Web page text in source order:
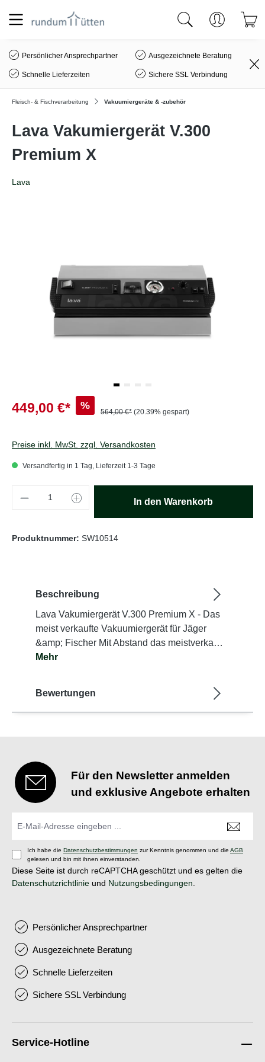
springen
Persönlicher Ansprechpartner Ausgezeichnete Beratung
Schnelle Lieferzeiten Sichere SSL Verbindung
Fleisch- & Fischverarbeitung Vakuumiergeräte & -zubehör
Lava Vakumiergerät V.300
Premium X
Lava
449,00 €* %
564,00 €* (20.39% gespart)
Preise inkl. MwSt. zzgl. Versandkosten
Versandfertig in 1 Tag, Lieferzeit 1-3 Tage
Produkt Anzahl: Gib den gewünschten
In den Warenkorb
Produktnummer: SW10514
Beschreibung
Lava Vakumiergerät V.300 Premium X - Das
meist verkaufte Vakuumiergerät für Jäger
&amp; Fischer Mit Abstand das meistverka…
Mehr
Bewertungen
Für den Newsletter anmelden
und exklusive Angebote erhalten
Ich habe die Datenschutzbestimmungen zur Kenntnis genommen und die AGB
gelesen und bin mit ihnen einverstanden.
Diese Seite ist durch reCAPTCHA geschützt und es gelten die
Datenschutzrichtlinie und Nutzungsbedingungen
Persönlicher Ansprechpartner
Ausgezeichnete Beratung
Schnelle Lieferzeiten
Sichere SSL Verbindung
Service-Hotline